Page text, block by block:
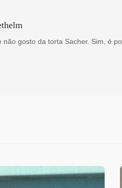
não gosto da torta Sacher. Sim, é